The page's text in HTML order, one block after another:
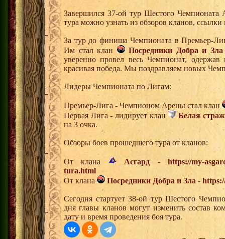
Завершился 37-ой тур Шестого
тура можно узнать из обзоров кланов,
За тур до финиша Чемпионата в Премьер-
Им стал клан
Посредники Добра и Зла
уверенно провел весь Чемпионат,
красивая победа. Мы поздравляем новых
Лидеры Чемпионата по Лигам:
Премьер-Лига - Чемпионом Арены стал клан
Первая Лига - лидирует клан
Белая
на 3 очка.
Обзоры боев прошедшего тура от кланов:
От клана Асгард -https://my-
tura.html
От клана
Посредники Добра и Зла -
Сегодня стартует 38-ой тур Шестого
дня главы кланов могут изменить состав
дату и время проведения боя тура.